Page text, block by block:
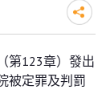
罰款合
第123章）發出
被定罪及判罰